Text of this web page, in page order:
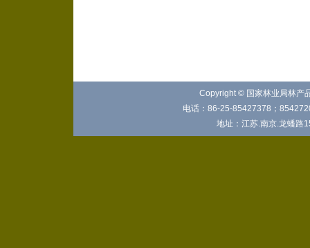
Copyright © 国家林业局林产
电话：86-25-85427378；
地址：江苏.南京.龙蟠路